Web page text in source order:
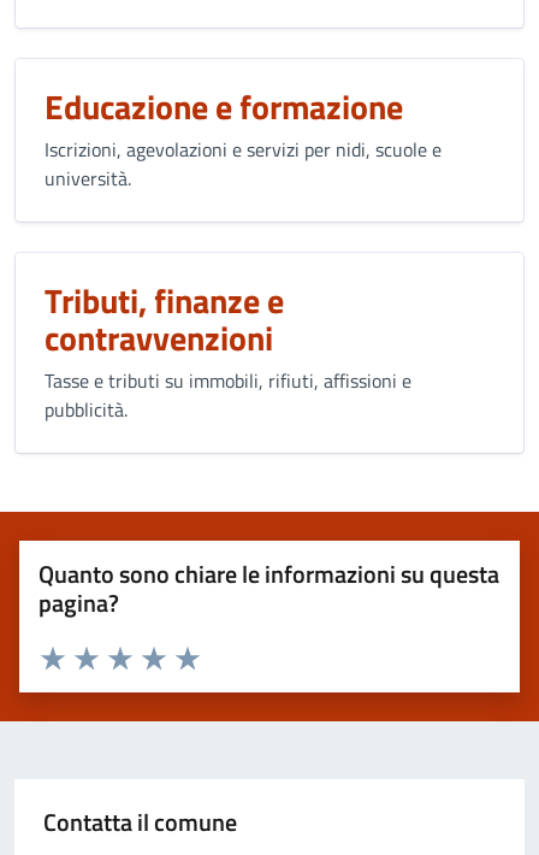
Educazione e formazione
Iscrizioni, agevolazioni e servizi per nidi, scuole e
università.
Tributi, finanze e
contravvenzioni
Tasse e tributi su immobili, rifiuti, affissioni e
pubblicità.
Quanto sono chiare le informazioni su questa
pagina?
Valuta 1 stelle su 5
Valuta 2 stelle su 5
Valuta 3 stelle su 5
Valuta 4 stelle su 5
Contatta il comune